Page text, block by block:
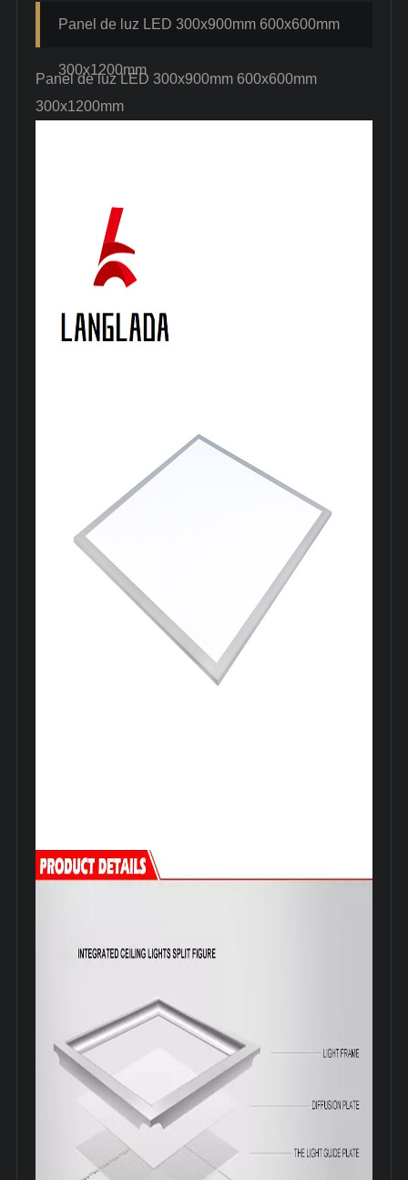
Panel de luz LED 300x900mm 600x600mm
300x1200mm
Panel de luz LED 300x900mm 600x600mm
300x1200mm